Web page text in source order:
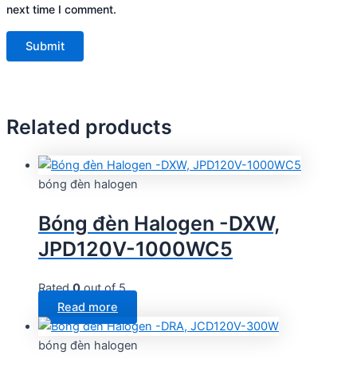
next time I comment.
Related products
bóng đèn halogen
Bóng đèn Halogen -DXW,
JPD120V-1000WC5
Rated0out of 5
Read more
bóng đèn halogen